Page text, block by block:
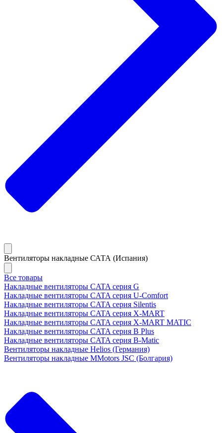
Вентиляторы накладные САТА (Испания)
Все товары
Накладные вентиляторы CATA серия G
Накладные вентиляторы CATA серия U-Comfort
Накладные вентиляторы CATA серия Silentis
Накладные вентиляторы CATA серия X-MART
Накладные вентиляторы CATA серия X-MART MATIC
Накладные вентиляторы CATA серия B Plus
Накладные вентиляторы CATA серия B-Matic
Вентиляторы накладные Helios (Германия)
Вентиляторы накладные MMotors JSC (Болгария)